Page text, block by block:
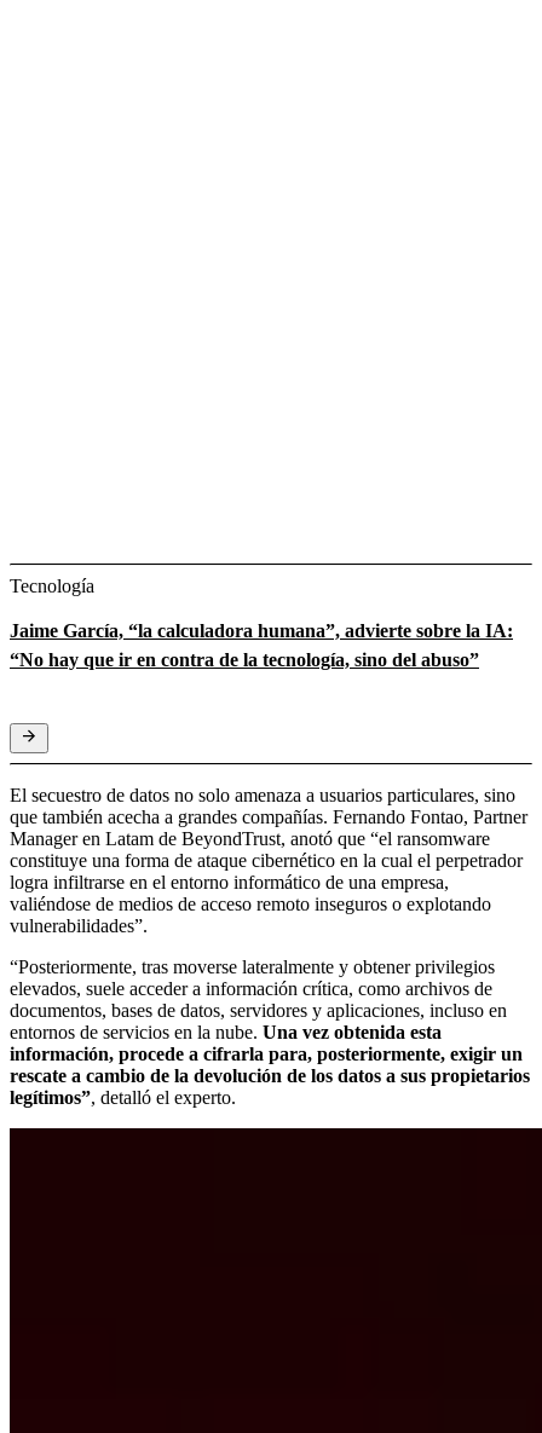
Tecnología
Jaime García, “la calculadora humana”, advierte sobre la IA:
“No hay que ir en contra de la tecnología, sino del abuso”
El secuestro de datos no solo amenaza a usuarios particulares, sino
que también acecha a grandes compañías. Fernando Fontao, Partner
Manager en Latam de BeyondTrust, anotó que “el ransomware
constituye una forma de ataque cibernético en la cual el perpetrador
logra infiltrarse en el entorno informático de una empresa,
valiéndose de medios de acceso remoto inseguros o explotando
vulnerabilidades”.
“Posteriormente, tras moverse lateralmente y obtener privilegios
elevados, suele acceder a información crítica, como archivos de
documentos, bases de datos, servidores y aplicaciones, incluso en
entornos de servicios en la nube. Una vez obtenida esta
información, procede a cifrarla para, posteriormente, exigir un
rescate a cambio de la devolución de los datos a sus propietarios
legítimos”, detalló el experto.